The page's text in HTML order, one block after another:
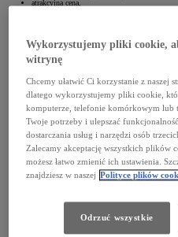
atrakcyjna cena,
Wykorzystujemy pliki cookie,
witrynę
Chcemy ułatwić Ci korzystanie z naszej
dlatego wykorzystujemy pliki cookie,
komputerze, telefonie komórkowym lub
Twoje potrzeby i ulepszać
dostarczania usług i narzędzi osób
Zalecamy akceptację wszystkich plików
możesz łatwo zmienić ich ustawienia.
znajdziesz w naszej Polityce plików
Odrzuć wszystkie